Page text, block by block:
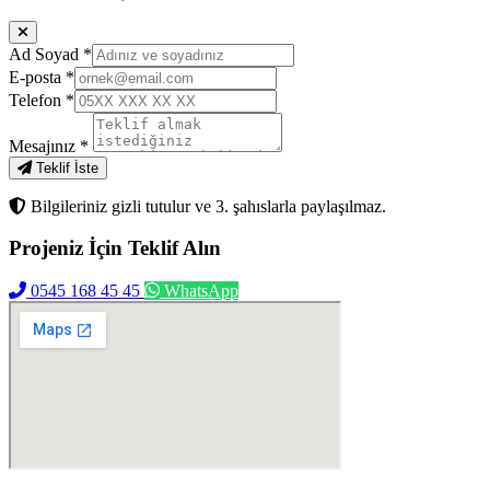
Ad Soyad *
E-posta *
Telefon *
Mesajınız *
Teklif İste
Bilgileriniz gizli tutulur ve 3. şahıslarla paylaşılmaz.
Projeniz İçin Teklif Alın
0545 168 45 45 WhatsApp